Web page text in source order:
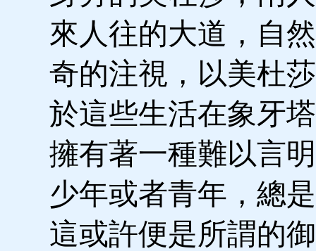
來人往的大道，自
奇的注視，以美杜
於這些生活在象牙
擁有著一種難以言
少年或者青年，總
這或許便是所謂的